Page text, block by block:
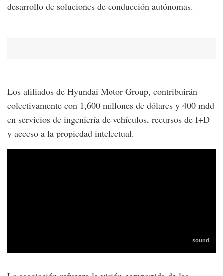
desarrollo de soluciones de conducción autónomas.
Los afiliados de Hyundai Motor Group, contribuirán
colectivamente con 1,600 millones de dólares y 400 mdd
en servicios de ingeniería de vehículos, recursos de I+D
y acceso a la propiedad intelectual.